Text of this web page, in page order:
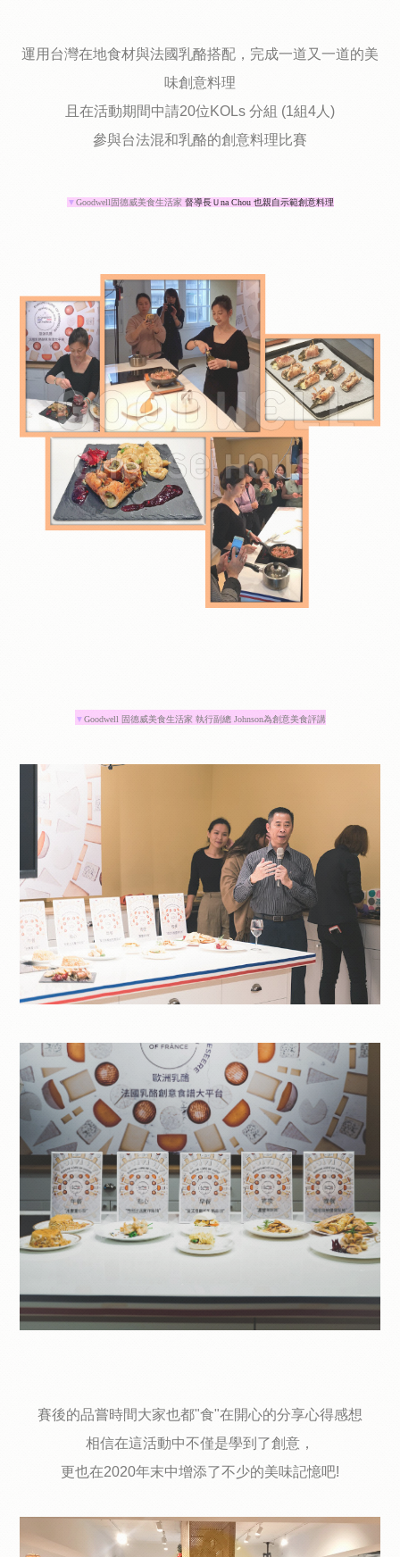
運用台灣在地食材與法國乳酪搭配，完成一道又一道的美
味創意料理
且在活動期間中請20位KOLs 分組 (1組4人)
參與台法混和乳酪的創意料理比賽
▼Goodwell固德威美食生活家 督導長Ｕna Chou 也親自示範創意料理
▼Goodwell 固德威美食生活家 執行副總 Johnson為創意美食評講
賽後的品嘗時間大家也都"食"在開心的分享心得感想
相信在這活動中不僅是學到了創意，
更也在2020年末中增添了不少的美味記憶吧!